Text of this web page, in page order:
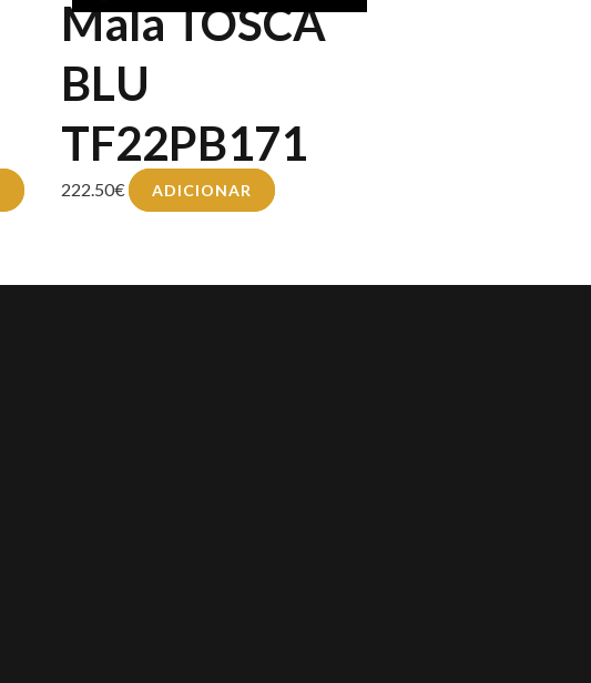
Mala TOSCA
BLU
TF22PB171
222.50€ ADICIONAR